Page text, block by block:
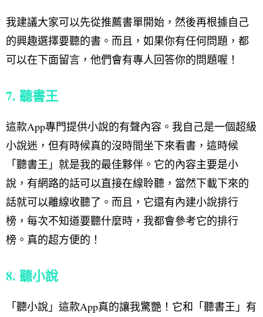
我建議大家可以先從推薦書單開始，然後再根據自己
的興趣選擇要聽的書。而且，如果你有任何問題，都
可以在下面留言，他們會有專人回答你的問題喔！
7. 聽書王
這款App專門提供小說的有聲內容。我自己是一個超級
小說迷，但有時候真的沒時間坐下來看書，這時候
「聽書王」就是我的最佳夥伴。它的內容主要是小
說，有網路的話可以直接在線聆聽，當然下載下來的
話就可以離線收聽了。而且，它還有內建小說排行
榜，每次不知道要聽什麼時，我都會參考它的排行
榜。真的超方便的！
8. 聽小說
「聽小說」這款App真的讓我驚艷！它和「聽書王」有